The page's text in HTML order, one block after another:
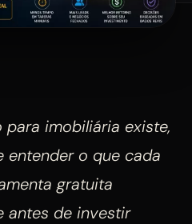
imobiliária existe,
entender o que cada
gratuita
antes de investir